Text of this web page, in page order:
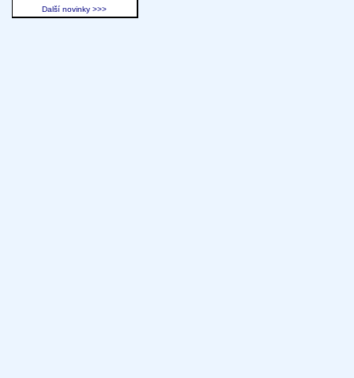
Další novinky >>>